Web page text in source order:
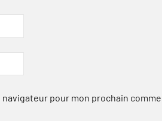
pour mon prochain